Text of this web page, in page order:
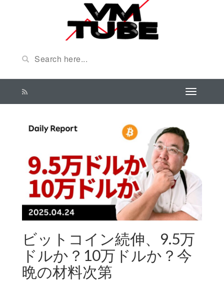
ビットコイン続伸、9.5万
ドルか？10万ドルか？今
晩の材料次第